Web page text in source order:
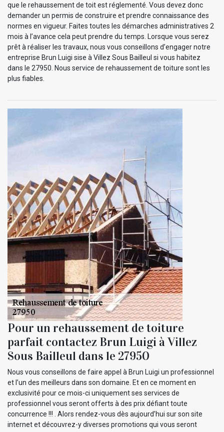
que le rehaussement de toit est réglementé. Vous devez donc
demander un permis de construire et prendre connaissance des
normes en vigueur. Faites toutes les démarches administratives 2
mois à l’avance cela peut prendre du temps. Lorsque vous serez
prêt à réaliser les travaux, nous vous conseillons d’engager notre
entreprise Brun Luigi sise à Villez Sous Bailleul si vous habitez
dans le 27950. Nous service de rehaussement de toiture sont les
plus fiables.
Pour un rehaussement de toiture
parfait contactez Brun Luigi à Villez
Sous Bailleul dans le 27950
Nous vous conseillons de faire appel à Brun Luigi un professionnel
et l’un des meilleurs dans son domaine. Et en ce moment en
exclusivité pour ce mois-ci uniquement ses services de
professionnel vous seront offerts à des prix défiant toute
concurrence !!! . Alors rendez-vous dès aujourd’hui sur son site
internet et découvrez-y diverses promotions qui vous seront